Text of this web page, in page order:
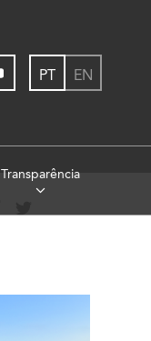
PT EN
Transparência